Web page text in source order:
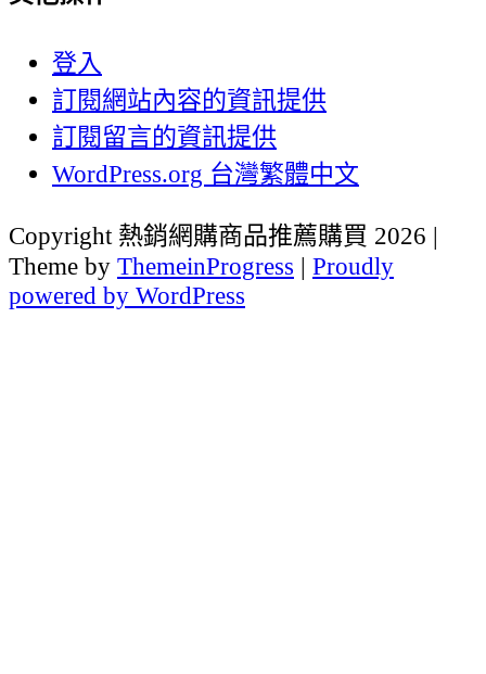
登入
訂閱網站內容的資訊提供
訂閱留言的資訊提供
WordPress.org 台灣繁體中文
Copyright 熱銷網購商品推薦購買 2026 |
Theme by ThemeinProgress | Proudly
powered by WordPress